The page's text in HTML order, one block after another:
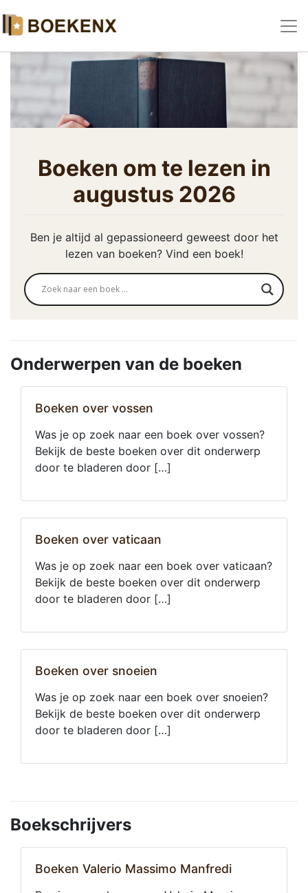
Boeken om te lezen in
augustus 2026
Ben je altijd al gepassioneerd geweest door het
lezen van boeken? Vind een boek!
Onderwerpen van de boeken
Boeken over vossen
Was je op zoek naar een boek over vossen?
Bekijk de beste boeken over dit onderwerp
door te bladeren door […]
Boeken over vaticaan
Was je op zoek naar een boek over vaticaan?
Bekijk de beste boeken over dit onderwerp
door te bladeren door […]
Boeken over snoeien
Was je op zoek naar een boek over snoeien?
Bekijk de beste boeken over dit onderwerp
door te bladeren door […]
Boekschrijvers
Boeken Valerio Massimo Manfredi